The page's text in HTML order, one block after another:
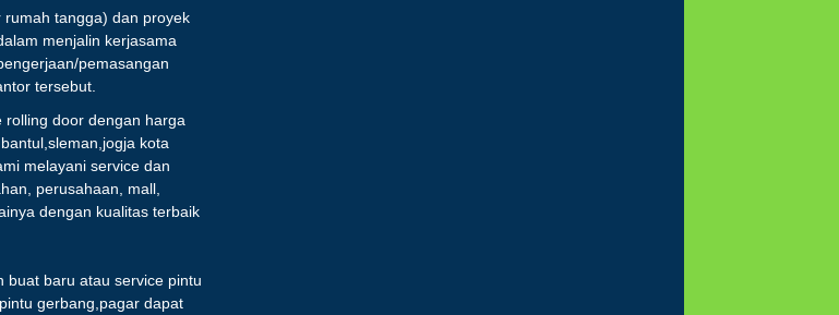
tangga) dan proyek
menjalin kerjasama
pemasangan
tersebut.
rolling door dengan harga
kota
melayani service dan
perusahaan, mall,
dengan kualitas terbaik
buat baru atau service pintu
gerbang,pagar dapat